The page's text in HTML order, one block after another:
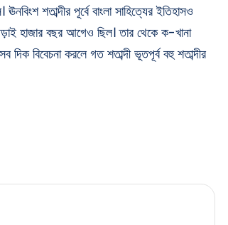
শতাব্দীর পূর্বে বাংলা সাহিত্যের ইতিহাসও
হাজার বছর আগেও ছিল। তার থেকে ক-খানা
বিবেচনা করলে গত শতাব্দী ভূতপূর্ব বহু শতাব্দীর